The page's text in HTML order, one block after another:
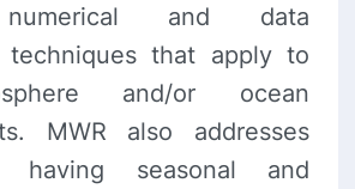
and data
techniques that apply to
and/or ocean
MWR also addresses
having seasonal and